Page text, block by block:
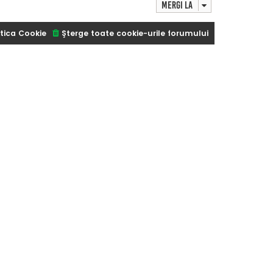
Mergi la
Şterge toate cookie-urile forumului
Cookie